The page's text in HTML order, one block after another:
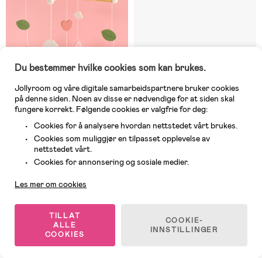
Midlertidig utsolgt
Jabadabado Uro i Tre, Bunny
319 kr
Midlertidig utsolgt
Sengeuro
Du bestemmer hvilke cookies som kan brukes.
Jollyroom og våre digitale samarbeidspartnere bruker cookies
på denne siden. Noen av disse er nødvendige for at siden skal
fungere korrekt. Følgende cookies er valgfrie for deg:
Cookies for å analysere hvordan nettstedet vårt brukes.
Cookies som muliggjør en tilpasset opplevelse av
nettstedet vårt.
Cookies for annonsering og sosiale medier.
Les mer om cookies
TILLAT
ALLE
COOKIES
COOKIE-
INNSTILLINGER